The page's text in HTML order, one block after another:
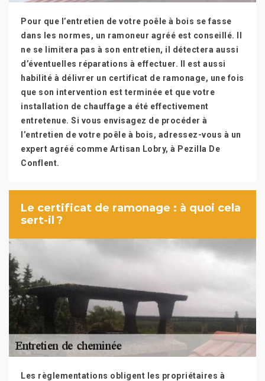
Pour que l’entretien de votre poêle à bois se fasse
dans les normes, un ramoneur agréé est conseillé. Il
ne se limitera pas à son entretien, il détectera aussi
d’éventuelles réparations à effectuer. Il est aussi
habilité à délivrer un certificat de ramonage, une fois
que son intervention est terminée et que votre
installation de chauffage a été effectivement
entretenue. Si vous envisagez de procéder à
l’entretien de votre poêle à bois, adressez-vous à un
expert agréé comme Artisan Lobry, à Pezilla De
Conflent.
Le certificat de ramonage : à quoi cela
sert-il ?
Les règlementations obligent les propriétaires à